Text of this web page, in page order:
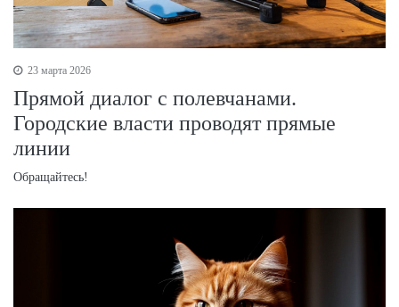
23 марта 2026
Прямой диалог с полевчанами.
Городские власти проводят прямые
линии
Обращайтесь!